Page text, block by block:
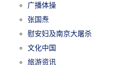
广播体操
张国焘
慰安妇及南京大屠杀
文化中国
旅游资讯